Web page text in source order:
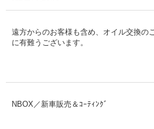
遠方からのお客様も含め、オイル交換の
に有難うございます。
NBOX／新車販売＆ｺｰﾃｨﾝｸﾞ